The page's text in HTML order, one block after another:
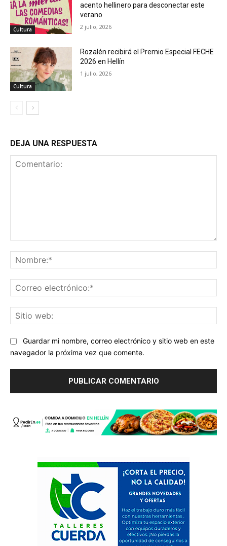
Cultura
acento hellinero para desconectar este
verano
2 julio, 2026
Cultura
Rozalén recibirá el Premio Especial FECHE
2026 en Hellín
1 julio, 2026
DEJA UNA RESPUESTA
Guardar mi nombre, correo electrónico y sitio web en este
navegador la próxima vez que comente.